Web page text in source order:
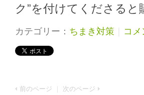
ク”を付けてくださる
カテゴリー： ちまき対策 コメ
前のページ 次のページ